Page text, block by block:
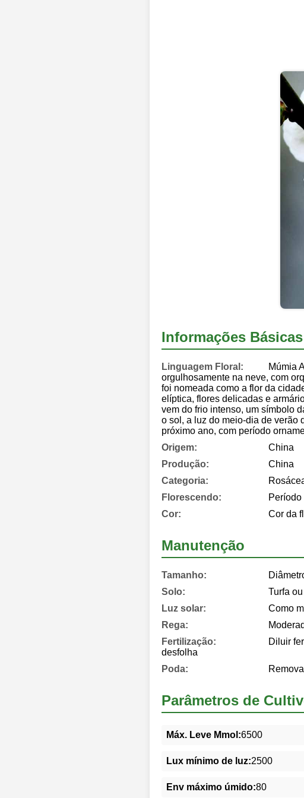
Informações Básicas
Linguagem Floral:
Múmia
orgulhosamente na neve, com
foi nomeada como a flor da
elíptica, flores delicadas e
vem do frio intenso, um símbolo
o sol, a luz do meio-dia de verão
próximo ano, com período
Origem:
China
Produção:
China
Categoria:
Florescendo:
Cor:
Cor da
Manutenção
Tamanho:
Solo:
Turfa
Luz solar:
Como
Rega:
Fertilização:
Diluir
desfolha
Poda:
Parâmetros de
Máx. Leve Mmol:6500
Lux mínimo de luz:2500
Env máximo úmido:80